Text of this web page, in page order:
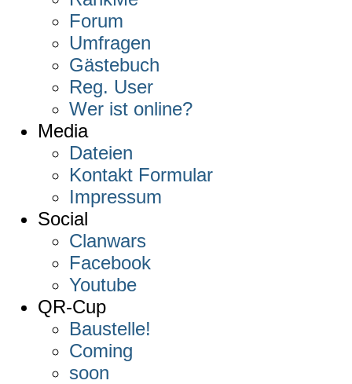
Forum
Umfragen
Gästebuch
Reg. User
Wer ist online?
Media
Dateien
Kontakt Formular
Impressum
Social
Clanwars
Facebook
Youtube
QR-Cup
Baustelle!
Coming
soon